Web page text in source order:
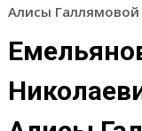
Алисы Галлямовой